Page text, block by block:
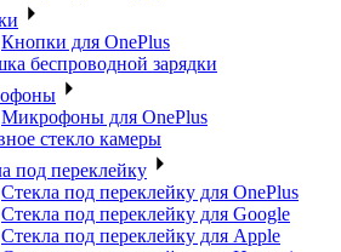
Кнопки для OnePlus
беспроводной зарядки
Микрофоны для OnePlus
стекло камеры
под переклейку
Стекла под переклейку для OnePlus
Стекла под переклейку для Google
Стекла под переклейку для Apple